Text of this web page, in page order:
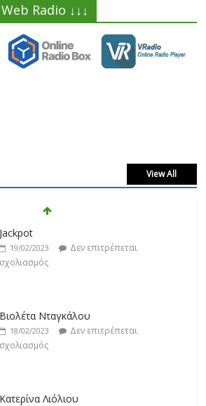
Radio ↓↓↓
View All
Βιολέτα Νταγκάλου
18/02/2023
Δεν επιτρέπεται
σχολιασμός
Κατερίνα Λιόλιου
17/02/2023
Δεν επιτρέπεται
σχολιασμός
Ντίμης